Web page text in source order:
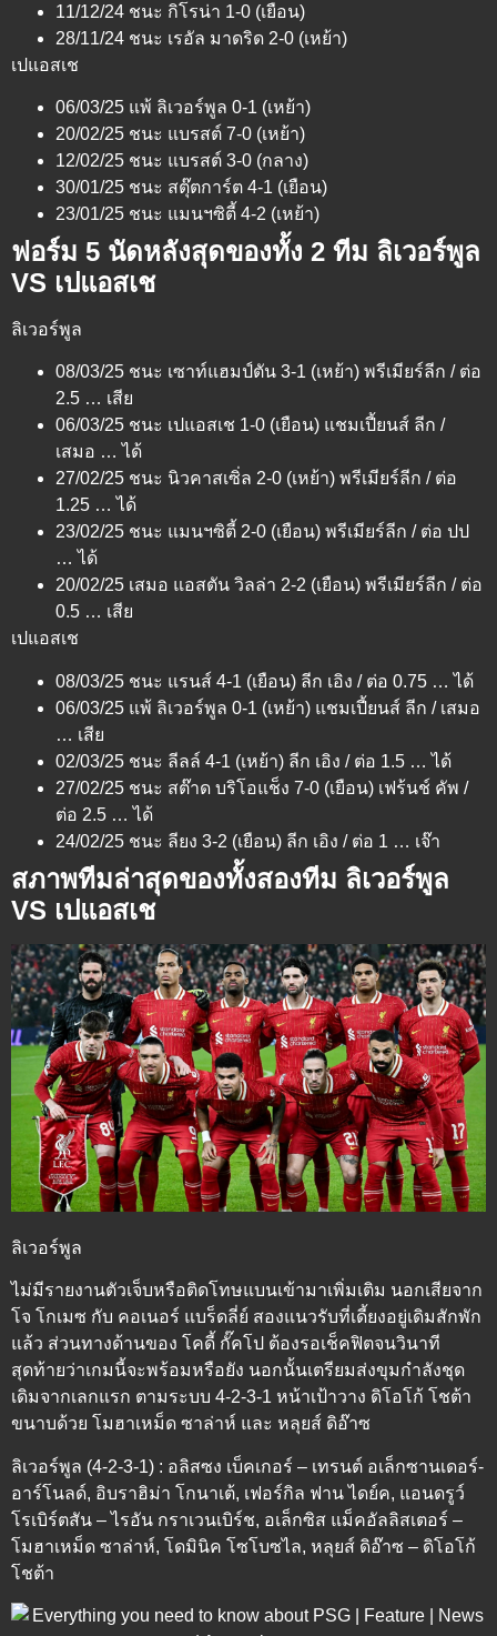
11/12/24 ชนะ กิโรน่า 1-0 (เยือน)
28/11/24 ชนะ เรอัล มาดริด 2-0 (เหย้า)
เปแอสเช
06/03/25 แพ้ ลิเวอร์พูล 0-1 (เหย้า)
20/02/25 ชนะ แบรสต์ 7-0 (เหย้า)
12/02/25 ชนะ แบรสต์ 3-0 (กลาง)
30/01/25 ชนะ สตุ๊ตการ์ต 4-1 (เยือน)
23/01/25 ชนะ แมนฯซิตี้ 4-2 (เหย้า)
ฟอร์ม 5 นัดหลังสุดของทั้ง 2 ทีม ลิเวอร์พูล
VS เปแอสเช
ลิเวอร์พูล
08/03/25 ชนะ เซาท์แฮมป์ตัน 3-1 (เหย้า) พรีเมียร์ลีก / ต่อ
2.5 … เสีย
06/03/25 ชนะ เปแอสเช 1-0 (เยือน) แชมเปี้ยนส์ ลีก /
เสมอ … ได้
27/02/25 ชนะ นิวคาสเซิ่ล 2-0 (เหย้า) พรีเมียร์ลีก / ต่อ
1.25 … ได้
23/02/25 ชนะ แมนฯซิตี้ 2-0 (เยือน) พรีเมียร์ลีก / ต่อ ปป
… ได้
20/02/25 เสมอ แอสตัน วิลล่า 2-2 (เยือน) พรีเมียร์ลีก / ต่อ
0.5 … เสีย
เปแอสเช
08/03/25 ชนะ แรนส์ 4-1 (เยือน) ลีก เอิง / ต่อ 0.75 … ได้
06/03/25 แพ้ ลิเวอร์พูล 0-1 (เหย้า) แชมเปี้ยนส์ ลีก / เสมอ
… เสีย
02/03/25 ชนะ ลีลล์ 4-1 (เหย้า) ลีก เอิง / ต่อ 1.5 … ได้
27/02/25 ชนะ สต๊าด บริโอแช็ง 7-0 (เยือน) เฟร้นช์ คัพ /
ต่อ 2.5 … ได้
24/02/25 ชนะ ลียง 3-2 (เยือน) ลีก เอิง / ต่อ 1 … เจ๊า
สภาพทีมล่าสุดของทั้งสองทีม ลิเวอร์พูล
VS เปแอสเช
ลิเวอร์พูล
ไม่มีรายงานตัวเจ็บหรือติดโทษแบนเข้ามาเพิ่มเติม นอกเสียจาก
โจ โกเมซ กับ คอเนอร์ แบร็ดลี่ย์ สองแนวรับที่เดี้ยงอยู่เดิมสักพัก
แล้ว ส่วนทางด้านของ โคดี้ กั๊คโป ต้องรอเช็คฟิตจนวินาที
สุดท้ายว่าเกมนี้จะพร้อมหรือยัง นอกนั้นเตรียมส่งขุมกำลังชุด
เดิมจากเลกแรก ตามระบบ 4-2-3-1 หน้าเป้าวาง ดิโอโก้ โชต้า
ขนาบด้วย โมฮาเหม็ด ซาล่าห์ และ หลุยส์ ดิอ๊าซ
ลิเวอร์พูล (4-2-3-1) : อลิสซง เบ็คเกอร์ – เทรนต์ อเล็กซานเดอร์-
อาร์โนลด์, อิบราฮิม่า โกนาเต้, เฟอร์กิล ฟาน ไดย์ค, แอนดรูว์
โรเบิร์ตสัน – ไรอัน กราเวนเบิร์ช, อเล็กซิส แม็คอัลลิสเตอร์ –
โมฮาเหม็ด ซาล่าห์, โดมินิค โซโบซไล, หลุยส์ ดิอ๊าซ – ดิโอโก้
โชต้า